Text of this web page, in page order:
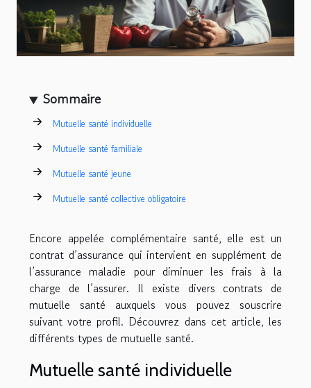
Sommaire
Mutuelle santé individuelle
Mutuelle santé familiale
Mutuelle santé jeune
Mutuelle santé collective obligatoire
Encore appelée complémentaire santé, elle est un
contrat d’assurance qui intervient en supplément de
l’assurance maladie pour diminuer les frais à la
charge de l’assurer. Il existe divers contrats de
mutuelle santé auxquels vous pouvez souscrire
suivant votre profil. Découvrez dans cet article, les
différents types de mutuelle santé.
Mutuelle santé individuelle